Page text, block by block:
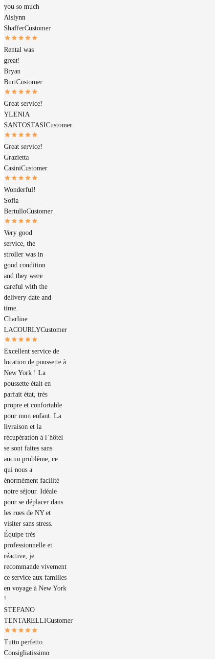
you so much
Aislynn
ShafferCustomer
Rental was
great!
Bryan
BurtCustomer
Great service!
YLENIA
SANTOSTASICustomer
Great service!
Grazietta
CasiniCustomer
Wonderful!
Sofia
BertulloCustomer
Very good
service, the
stroller was in
good condition
and they were
careful with the
delivery date and
time.
Charline
LACOURLYCustomer
Excellent service de
location de poussette à
New York ! La
poussette était en
parfait état, très
propre et confortable
pour mon enfant. La
livraison et la
récupération à l’hôtel
se sont faites sans
aucun problème, ce
qui nous a
énormément facilité
notre séjour. Idéale
pour se déplacer dans
les rues de NY et
visiter sans stress.
Équipe très
professionnelle et
réactive, je
recommande vivement
ce service aux familles
en voyage à New York
!
STEFANO
TENTARELLICustomer
Tutto perfetto.
Consigliatissimo